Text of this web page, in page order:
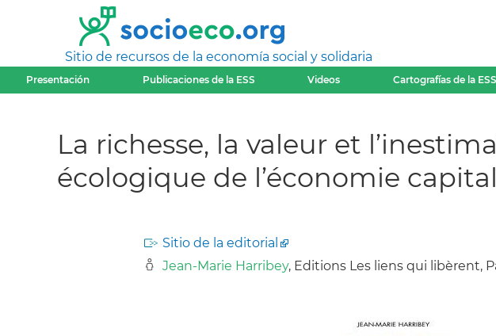
Sitio de recursos de la economía social y solidaria
Presentación Publicaciones de la ESS Videos Cartografías de la ESS
La richesse, la valeur et
écologique de l’économie
Sitio de la editorial
Jean-Marie Harribey, Editions Les liens qui libèrent,